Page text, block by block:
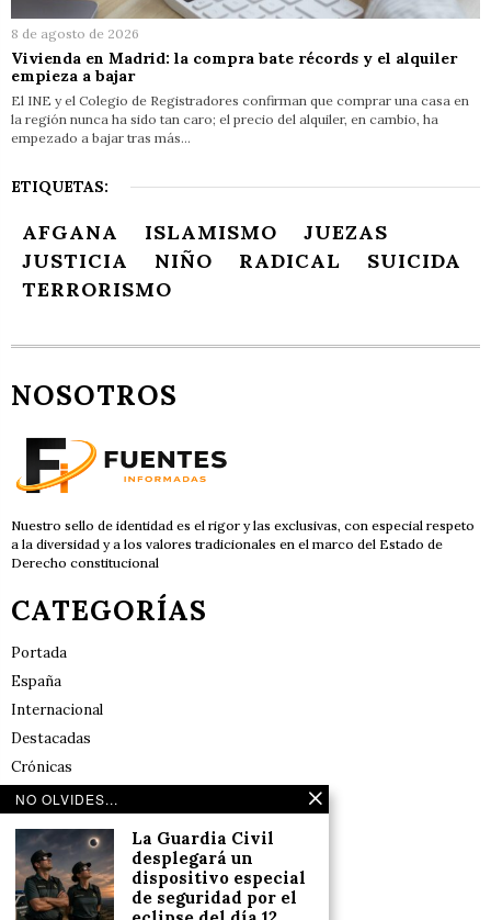
8 de agosto de 2026
Vivienda en Madrid: la compra bate récords y el alquiler
empieza a bajar
El INE y el Colegio de Registradores confirman que comprar una casa en
la región nunca ha sido tan caro; el precio del alquiler, en cambio, ha
empezado a bajar tras más…
ETIQUETAS:
AFGANA ISLAMISMO
JUEZAS
JUSTICIA
NIÑO RADICAL
SUICIDA
TERRORISMO
NOSOTROS
Nuestro sello de identidad es el rigor y las exclusivas, con especial respeto
a la diversidad y a los valores tradicionales en el marco del Estado de
Derecho constitucional
CATEGORÍAS
Portada
España
Internacional
Destacadas
Crónicas
Noticias de deportes en España
Reflexiones
LINKS
NO OLVIDES...
La Guardia Civil
desplegará un
dispositivo especial
de seguridad por el